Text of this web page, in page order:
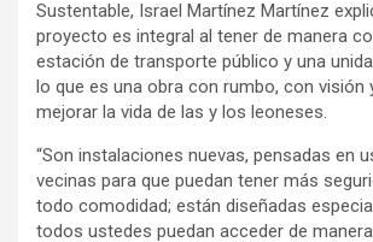
Sustentable, Israel Martínez Martínez
proyecto es integral al tener de manera
estación de transporte público y una
lo que es una obra con rumbo, con visión
mejorar la vida de las y los leoneses.
“Son instalaciones nuevas, pensadas en
vecinas para que puedan tener más
todo comodidad; están diseñadas
todos ustedes puedan acceder de